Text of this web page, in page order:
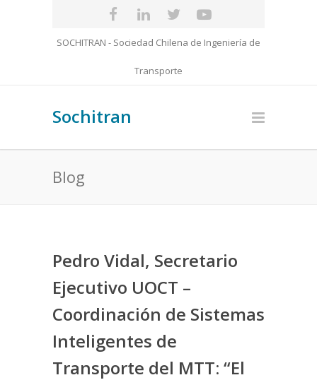
SOCHITRAN - Sociedad Chilena de Ingeniería de
Transporte
Sochitran
Blog
Pedro Vidal, Secretario
Ejecutivo UOCT –
Coordinación de Sistemas
Inteligentes de
Transporte del MTT: “El